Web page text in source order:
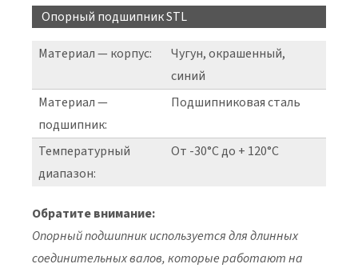
Опорный подшипник STL
Материал — корпус:
Чугун, окрашенный,
синий
Материал —
подшипник:
Подшипниковая сталь
Температурный
диапазон:
От -30°C до + 120°C
Обратите внимание:
Опорный подшипник используется для длинных
соединительных валов, которые работают на